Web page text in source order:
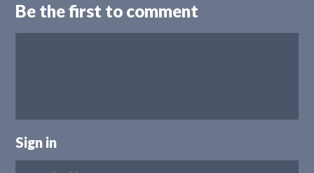
Be the first to comment
Sign in